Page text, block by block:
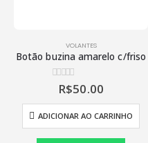
VOLANTES
Botão buzina amarelo c/friso
de 5
R$50.00
ADICIONAR AO CARRINHO